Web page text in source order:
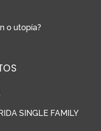
o utopía?
SINGLE FAMILY